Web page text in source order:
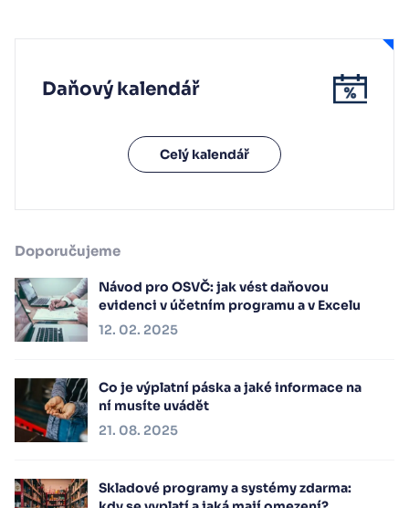
Daňový kalendář
Celý kalendář
Doporučujeme
Návod pro OSVČ: jak vést daňovou
evidenci v účetním programu a v Excelu
12. 02. 2025
Co je výplatní páska a jaké informace na
ní musíte uvádět
21. 08. 2025
Skladové programy a systémy zdarma: